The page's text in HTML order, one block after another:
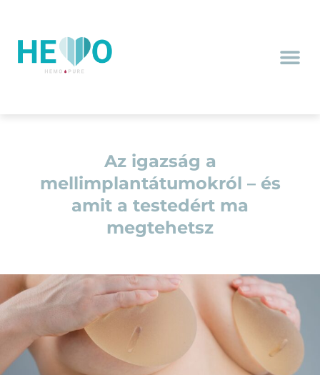
Az igazság a
mellimplantátumokról – és
amit a testedért ma
megtehetsz